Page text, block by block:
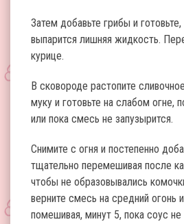
Затем добавьте грибы и
выпарится лишняя жидкость.
курице.
В сковороде растопите
муку и готовьте на слабом огне,
или пока смесь не запузырится.
Снимите с огня и постепенно
тщательно перемешивая после
чтобы не образовывались
верните смесь на средний огонь
помешивая, минут 5, пока соус не